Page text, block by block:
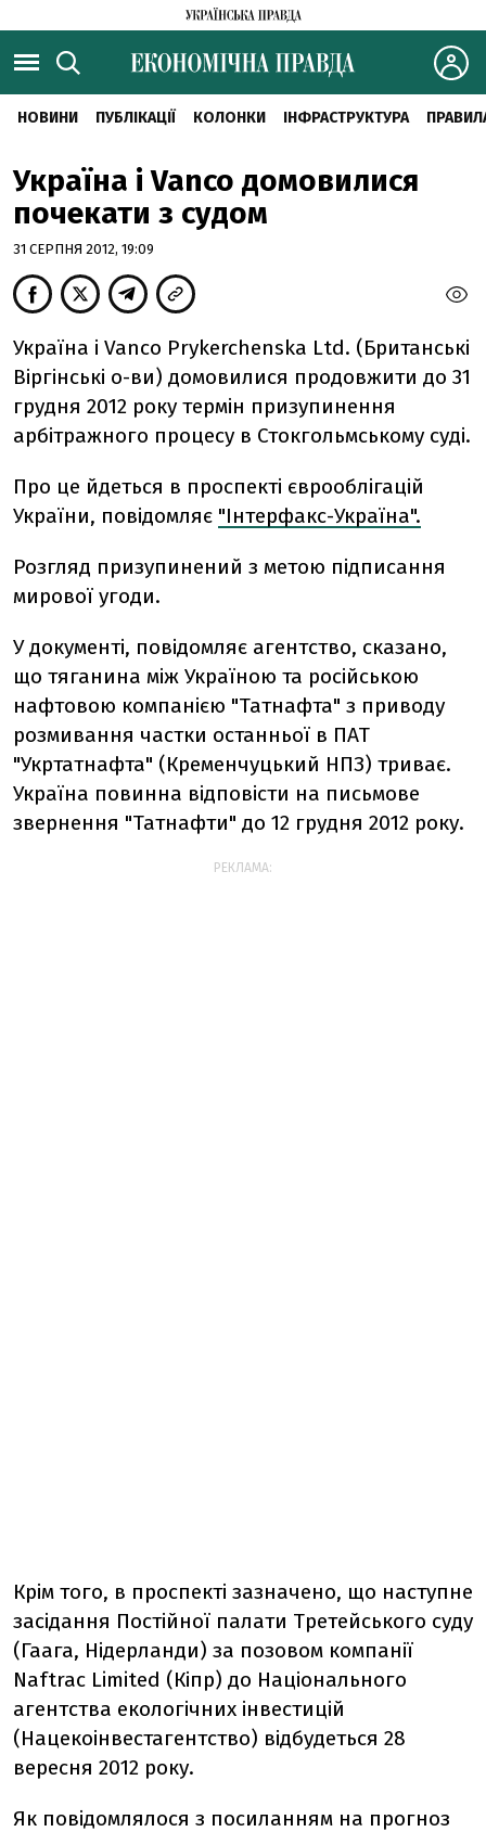
НОВИНИ ПУБЛІКАЦІЇ КОЛОНКИ ІНФРАСТРУКТУРА
Україна і Vanco домовилися
почекати з судом
31 СЕРПНЯ 2012, 19:09
Україна і Vanco Prykerchenska Ltd. (Британські
Віргінські о-ви) домовилися продовжити до 31
грудня 2012 року термін призупинення
арбітражного процесу в Стокгольмському суді.
Про це йдеться в проспекті єврооблігацій
України, повідомляє "Інтерфакс-Україна".
Розгляд призупинений з метою підписання
мирової угоди.
У документі, повідомляє агентство, сказано,
що тяганина між Україною та російською
нафтовою компанією "Татнафта" з приводу
розмивання частки останньої в ПАТ
"Укртатнафта" (Кременчуцький НПЗ) триває.
Україна повинна відповісти на письмове
звернення "Татнафти" до 12 грудня 2012 року.
РЕКЛАМА:
Крім того, в проспекті зазначено, що наступне
засідання Постійної палати Третейського суду
(Гаага, Нідерланди) за позовом компанії
Naftrac Limited (Кіпр) до Національного
агентства екологічних інвестицій
(Нацекоінвестагентство) відбудеться 28
вересня 2012 року.
Як повідомлялося з посиланням на прогноз